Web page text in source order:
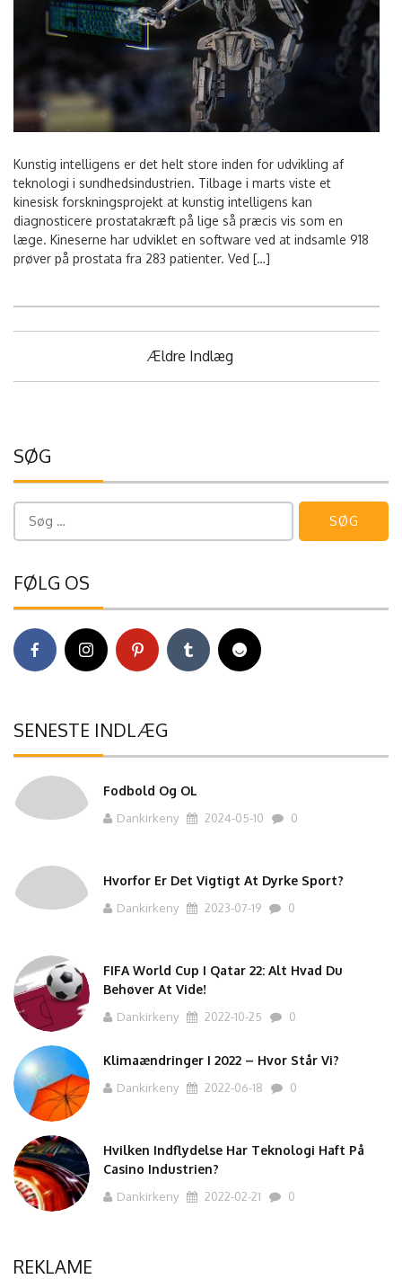
Kunstig intelligens er det helt store inden for udvikling af
teknologi i sundhedsindustrien. Tilbage i marts viste et
kinesisk forskningsprojekt at kunstig intelligens kan
diagnosticere prostatakræft på lige så præcis vis som en
læge. Kineserne har udviklet en software ved at indsamle 918
prøver på prostata fra 283 patienter. Ved […]
indlæg
Ældre Indlæg
SØG
efter:
FØLG OS
SENESTE INDLÆG
Fodbold Og OL
Dankirkeny 2024-05-10 0
Hvorfor Er Det Vigtigt At Dyrke Sport?
Dankirkeny 2023-07-19 0
FIFA World Cup I Qatar 22: Alt Hvad Du
Behøver At Vide!
Dankirkeny 2022-10-25 0
Klimaændringer I 2022 – Hvor Står Vi?
Dankirkeny 2022-06-18 0
Hvilken Indflydelse Har Teknologi Haft På
Casino Industrien?
Dankirkeny 2022-02-21 0
REKLAME